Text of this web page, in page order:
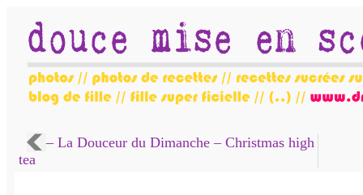
– La Douceur du Dimanche – Christmas high
tea